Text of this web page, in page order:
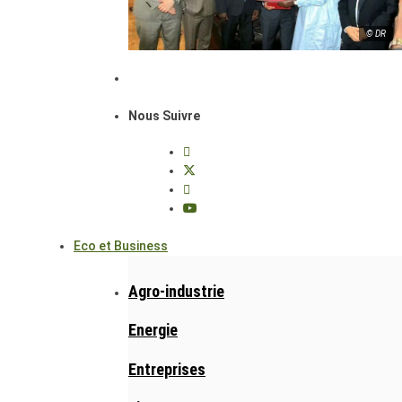
© DR
Nous Suivre
Eco et Business
Agro-industrie
Energie
Entreprises